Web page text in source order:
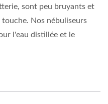
sont peu bruyants et
Nos nébuliseurs
l'eau distillée et le